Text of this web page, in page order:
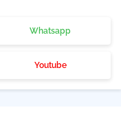
Whatsapp
Youtube